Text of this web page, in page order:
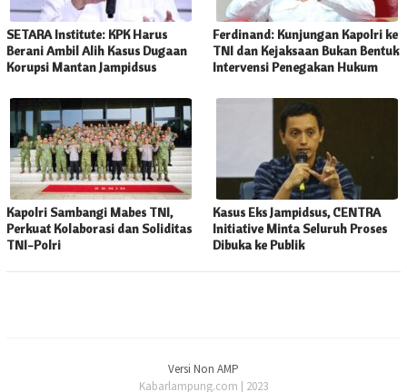
SETARA Institute: KPK Harus
Berani Ambil Alih Kasus Dugaan
Korupsi Mantan Jampidsus
Ferdinand: Kunjungan Kapolri ke
TNI dan Kejaksaan Bukan Bentuk
Intervensi Penegakan Hukum
Kapolri Sambangi Mabes TNI,
Perkuat Kolaborasi dan Soliditas
TNI-Polri
Kasus Eks Jampidsus, CENTRA
Initiative Minta Seluruh Proses
Dibuka ke Publik
Versi Non AMP
Kabarlampung.com | 2023